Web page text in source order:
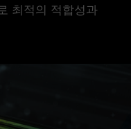
최적의 적합성과